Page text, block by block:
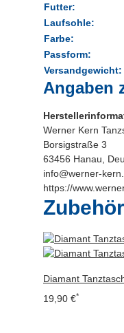
Futter:
Laufsohle:
Farbe:
Passform:
Versandgewicht:
Angaben
Werner Kern
Borsigstraße 3
63456 Hanau,
info@werner-
https://
Zubehör
Diamant
19,90 €*